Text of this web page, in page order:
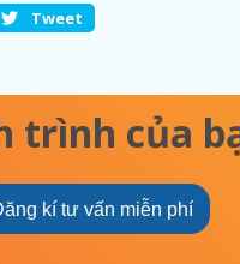
Tweet
trình của
kí tư vấn miễn phí